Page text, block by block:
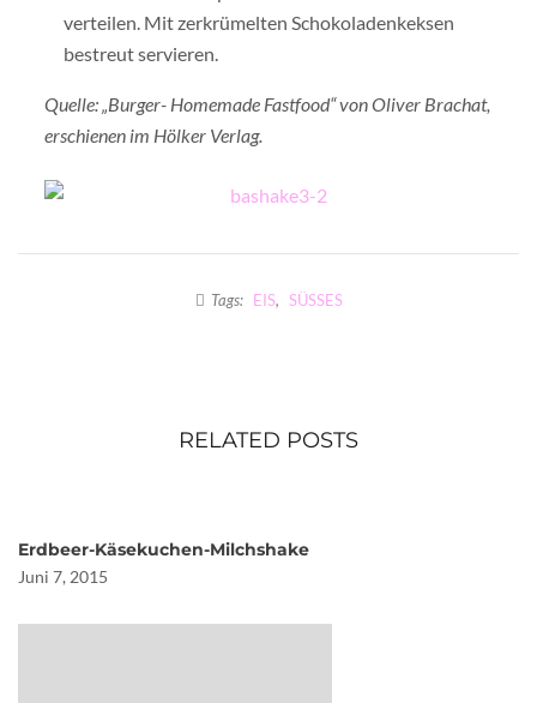
verteilen. Mit zerkrümelten Schokoladenkeksen
bestreut servieren.
Quelle: „Burger- Homemade Fastfood“ von Oliver Brachat,
erschienen im Hölker Verlag.
Tags: EIS, SÜSSES
RELATED POSTS
Erdbeer-Käsekuchen-Milchshake
Juni 7, 2015